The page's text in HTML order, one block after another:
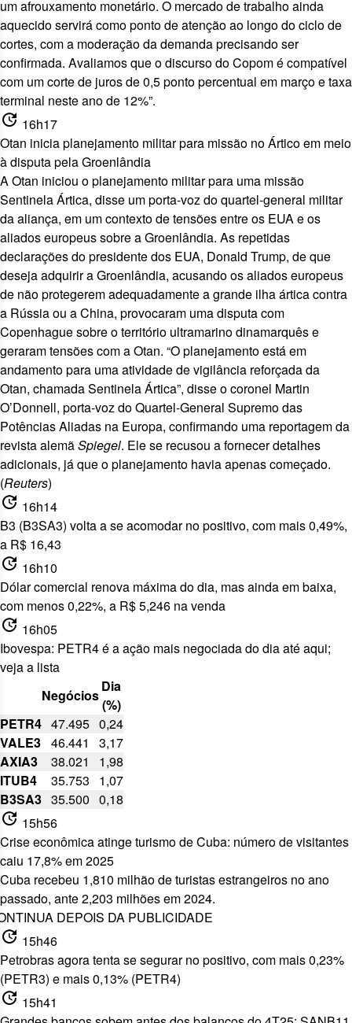
um afrouxamento monetário. O mercado de trabalho ainda
aquecido servirá como ponto de atenção ao longo do ciclo de
cortes, com a moderação da demanda precisando ser
confirmada. Avaliamos que o discurso do Copom é compatível
com um corte de juros de 0,5 ponto percentual em março e taxa
terminal neste ano de 12%”.
update 16h17
Otan inicia planejamento militar para missão no Ártico em meio
à disputa pela Groenlândia
A Otan iniciou o planejamento militar para uma missão
Sentinela Ártica, disse um porta-voz do quartel-general militar
da aliança, em um contexto de tensões entre os EUA e os
aliados europeus sobre a Groenlândia. As repetidas
declarações do presidente dos EUA, Donald Trump, de que
deseja adquirir a Groenlândia, acusando os aliados europeus
de não protegerem adequadamente a grande ilha ártica contra
a Rússia ou a China, provocaram uma disputa com
Copenhague sobre o território ultramarino dinamarquês e
geraram tensões com a Otan. “O planejamento está em
andamento para uma atividade de vigilância reforçada da
Otan, chamada Sentinela Ártica”, disse o coronel Martin
O’Donnell, porta-voz do Quartel-General Supremo das
Potências Aliadas na Europa, confirmando uma reportagem da
revista alemãSpiegel. Ele se recusou a fornecer detalhes
adicionais, já que o planejamento havia apenas começado.
(Reuters)
update 16h14
B3 (B3SA3) volta a se acomodar no positivo, com mais 0,49%,
a R$ 16,43
update 16h10
Dólar comercial renova máxima do dia, mas ainda em baixa,
com menos 0,22%, a R$ 5,246 na venda
update 16h05
Ibovespa: PETR4 é a ação mais negociada do dia até aqui;
veja a lista
Negócios
Dia
(%)
PETR4 47.495 0,24
VALE3 46.441
3,17
AXIA3
38.021
1,98
ITUB4
35.753
1,07
B3SA3 35.500 0,18
update 15h56
Crise econômica atinge turismo de Cuba: número de visitantes
caiu 17,8% em 2025
Cuba recebeu 1,810 milhão de turistas estrangeiros no ano
passado, ante 2,203 milhões em 2024.
DEPOIS DA PUBLICIDADE
update 15h46
Petrobras agora tenta se segurar no positivo, com mais 0,23%
(PETR3) e mais 0,13% (PETR4)
update 15h41